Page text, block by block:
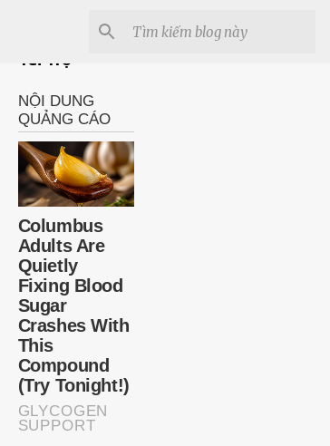
Tài Trợ